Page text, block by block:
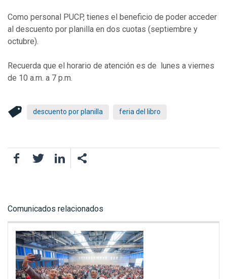
Como personal PUCP, tienes el beneficio de poder acceder
al descuento por planilla en dos cuotas (septiembre y
octubre).
Recuerda que el horario de atención es de lunes a viernes
de 10 a.m. a 7 p.m.
descuento por planilla feria del libro
FacebookTwitter LinkedIn
Comunicados relacionados